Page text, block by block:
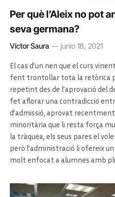
Per què l’Aleix no pot
seva germana?
Víctor Saura junio 18, 2021
El cas d’un nen que el curs
fent trontollar tota la retòrica
repetint des de l’aprovació del
fet aflorar una contradicció
d’admissió, aprovat
minoritària que li resta força
la tràquea, els seus pares el
però l’administració li ofereix
molt enfocat a alumnes amb